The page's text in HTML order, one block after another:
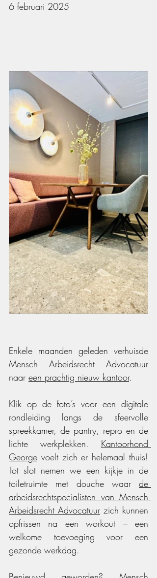
6 februari 2025
Enkele maanden geleden verhuisde
Mensch Arbeidsrecht Advocatuur
naar een prachtig nieuw kantoor.
Klik op de foto’s voor een digitale
rondleiding langs de sfeervolle
spreekkamer, de pantry, repro en de
lichte werkplekken. Kantoorhond
George voelt zich er helemaal thuis!
Tot slot nemen we een kijkje in de
toiletruimte met douche waar de
arbeidsrechtspecialisten van Mensch
Arbeidsrecht Advocatuur zich kunnen
opfrissen na een workout – een
welkome toevoeging voor een
gezonde werkdag.